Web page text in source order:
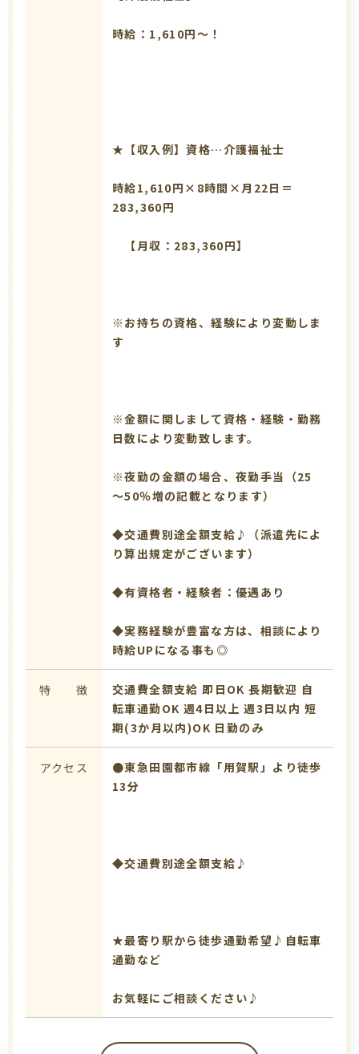
時給：1,610円～！
★【収入例】資格…介護福祉士
時給1,610円×8時間×月22日＝
283,360円
【月収：283,360円】
※お持ちの資格、経験により変動しま
す
※金額に関しまして資格・経験・勤務
日数により変動致します。
※夜勤の金額の場合、夜勤手当（25
～50％増の記載となります）
◆交通費別途全額支給♪（派遣先によ
り算出規定がございます）
◆有資格者・経験者：優遇あり
◆実務経験が豊富な方は、相談により
時給UPになる事も◎
特 徴 交通費全額支給 即日OK 長期歓迎 自
転車通勤OK 週4日以上 週3日以内 短
期(3か月以内)OK 日勤のみ
アクセス
●東急田園都市線「用賀駅」より徒歩
13分
◆交通費別途全額支給♪
★最寄り駅から徒歩通勤希望♪自転車
通勤など
お気軽にご相談ください♪